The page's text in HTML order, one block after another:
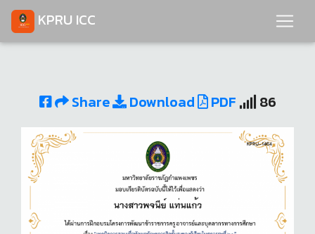
KPRU ICC
Share Download PDF 86